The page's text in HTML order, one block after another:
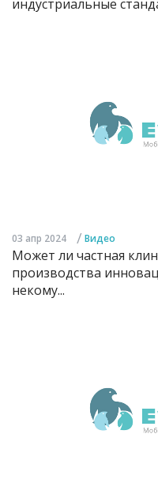
индустриальные
03 апр 2024 / Видео
Может ли частная
производства
некому...